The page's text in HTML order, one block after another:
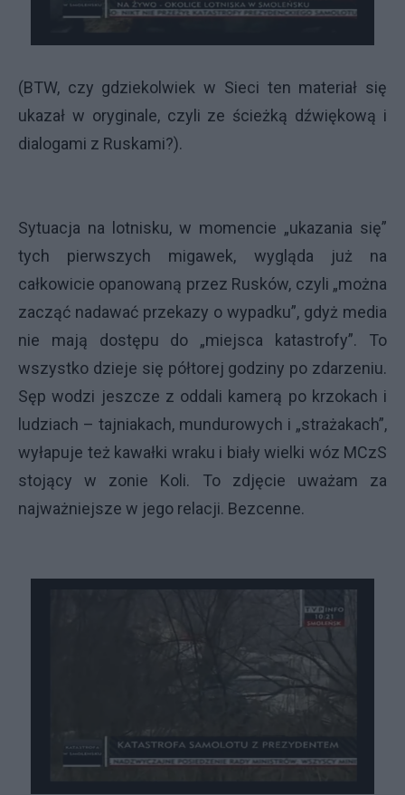
(BTW, czy gdziekolwiek w Sieci ten materiał się
ukazał w oryginale, czyli ze ścieżką dźwiękową i
dialogami z Ruskami?).
Sytuacja na lotnisku, w momencie „ukazania się”
tych pierwszych migawek, wygląda już na
całkowicie opanowaną przez Rusków, czyli „można
zacząć nadawać przekazy o wypadku”, gdyż media
nie mają dostępu do „miejsca katastrofy”. To
wszystko dzieje się półtorej godziny po zdarzeniu.
Sęp wodzi jeszcze z oddali kamerą po krzokach i
ludziach – tajniakach, mundurowych i „strażakach”,
wyłapuje też kawałki wraku i biały wielki wóz MCzS
stojący w zonie Koli. To zdjęcie uważam za
najważniejsze w jego relacji. Bezcenne.